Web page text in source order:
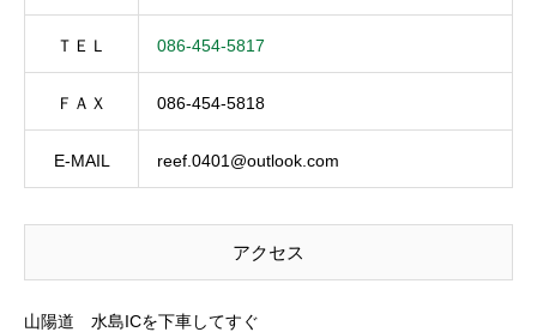
ＴＥＬ 086-454-5817
ＦＡＸ 086-454-5818
E-MAIL reef.0401@outlook.com
アクセス
山陽道 水島ICを下車してすぐ